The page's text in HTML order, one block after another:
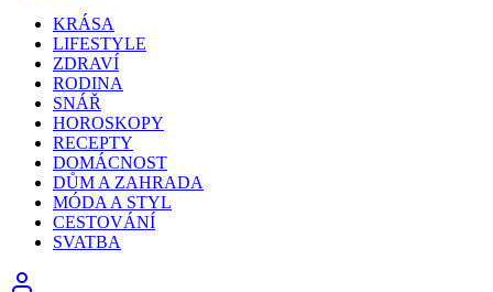
KRÁSA
LIFESTYLE
ZDRAVÍ
RODINA
SNÁŘ
HOROSKOPY
RECEPTY
DOMÁCNOST
DŮM A ZAHRADA
MÓDA A STYL
CESTOVÁNÍ
SVATBA